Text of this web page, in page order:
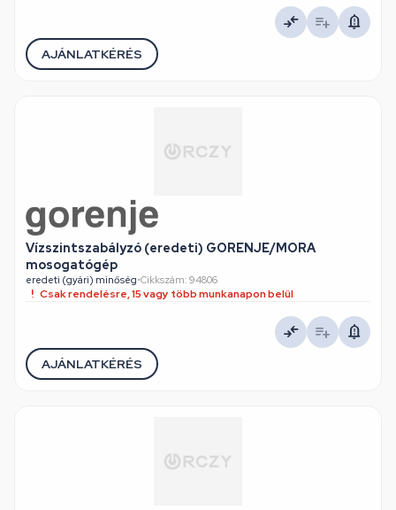
AJÁNLATKÉRÉS
Vízszintszabályzó (eredeti) GORENJE/MORA
mosogatógép
eredeti (gyári) minőség•Cikkszám: 94806
Csak rendelésre, 15 vagy több munkanapon belül
AJÁNLATKÉRÉS